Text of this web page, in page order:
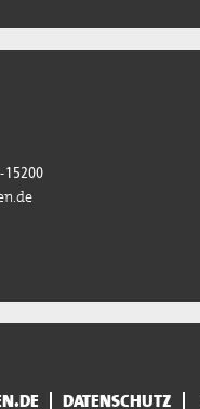
15200
DATENSCHUTZ